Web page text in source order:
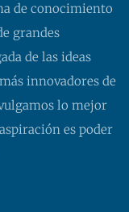
de conocimiento
grandes
de las ideas
innovadores de
lo mejor
es poder